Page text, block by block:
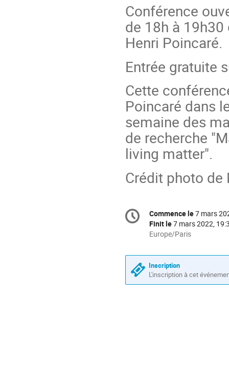
Conférence
de 18h à
Henri Poincaré.
Entrée gratuite
Cette
Poincaré dans
semaine des
de recherche
living matter".
Crédit photo de
Information
de
Date/Heure
Commence le7 mars
Finit le7 mars 2022,
Toutes
horaires
sont
en
Europe/Paris
Europe/Paris
Inscription
L'inscription à cet